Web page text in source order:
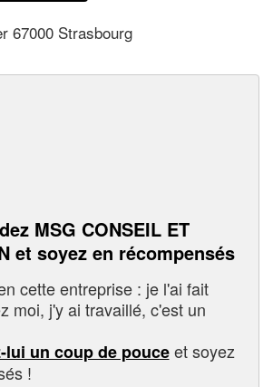
67000 Strasbourg
MSG CONSEIL ET
et soyez en récompensés
cette entreprise : je l'ai fait
moi, j'y ai travaillé, c'est un
lui un coup de pouceet soyez
!